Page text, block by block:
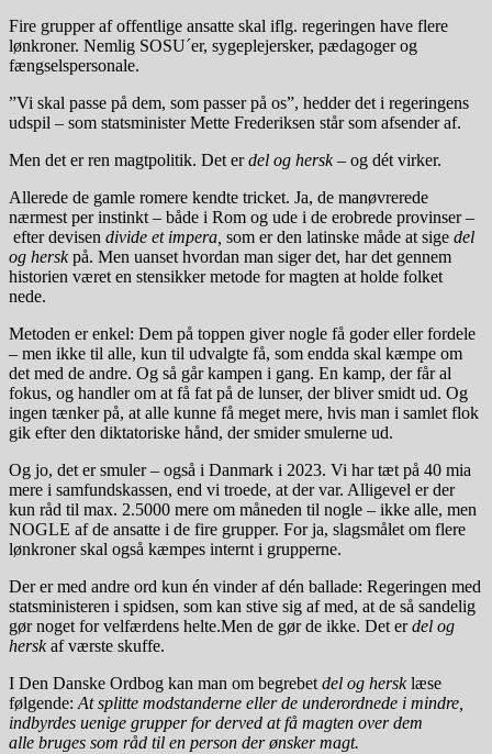
Fire grupper af offentlige ansatte skal iflg. regeringen have flere
lønkroner. Nemlig SOSU´er, sygeplejersker, pædagoger og
fængselspersonale.
”Vi skal passe på dem, som passer på os”, hedder det i regeringens
udspil – som statsminister Mette Frederiksen står som afsender af.
Men det er ren magtpolitik. Det erdel og hersk– og dét virker.
Allerede de gamle romere kendte tricket. Ja, de manøvrerede
nærmest per instinkt – både i Rom og ude i de erobrede provinser –
efter devisen divide et impera, som er den latinske måde at sige del
og herskpå. Men uanset hvordan man siger det, har det gennem
historien været en stensikker metode for magten at holde folket
nede.
Metoden er enkel: Dem på toppen giver nogle få goder eller fordele
– men ikke til alle, kun til udvalgte få, som endda skal kæmpe om
det med de andre. Og så går kampen i gang. En kamp, der får al
fokus, og handler om at få fat på de lunser, der bliver smidt ud. Og
ingen tænker på, at alle kunne få meget mere, hvis man i samlet flok
gik efter den diktatoriske hånd, der smider smulerne ud.
Og jo, det er smuler – også i Danmark i 2023. Vi har tæt på 40 mia
mere i samfundskassen, end vi troede, at der var. Alligevel er der
kun råd til max. 2.5000 mere om måneden til nogle – ikke alle, men
NOGLE af de ansatte i de fire grupper. For ja, slagsmålet om flere
lønkroner skal også kæmpes internt i grupperne.
Der er med andre ord kun én vinder af dén ballade: Regeringen med
statsministeren i spidsen, som kan stive sig af med, at de så sandelig
gør noget for velfærdens helte.Men de gør de ikke. Det erdel og
herskaf værste skuffe.
I Den Danske Ordbog kan man om begrebet del og hersklæse
følgende: At splitte modstanderne eller de underordnede i mindre,
indbyrdes uenige grupper for derved at få magten over dem
alle bruges som råd til en person der ønsker magt.